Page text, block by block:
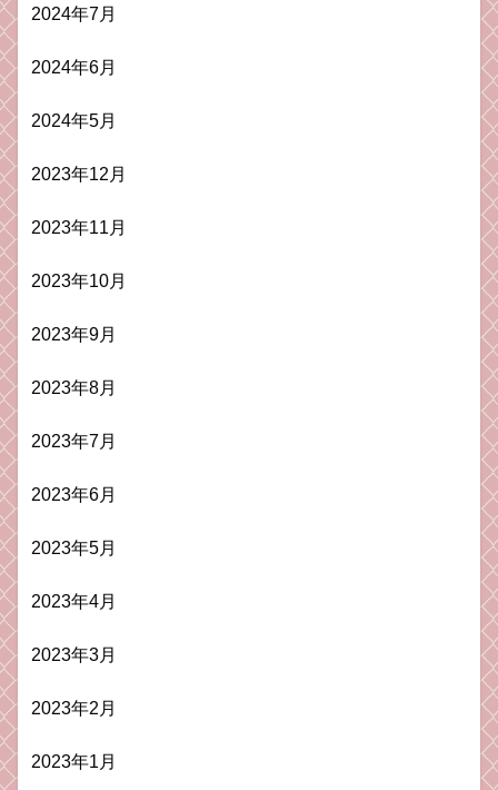
2024年7月
2024年6月
2024年5月
2023年12月
2023年11月
2023年10月
2023年9月
2023年8月
2023年7月
2023年6月
2023年5月
2023年4月
2023年3月
2023年2月
2023年1月